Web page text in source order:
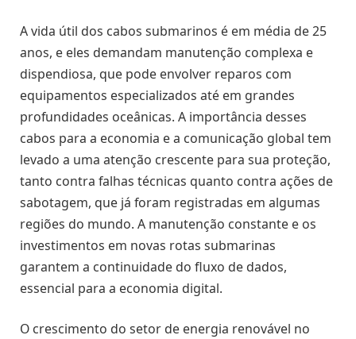
A vida útil dos cabos submarinos é em média de 25
anos, e eles demandam manutenção complexa e
dispendiosa, que pode envolver reparos com
equipamentos especializados até em grandes
profundidades oceânicas. A importância desses
cabos para a economia e a comunicação global tem
levado a uma atenção crescente para sua proteção,
tanto contra falhas técnicas quanto contra ações de
sabotagem, que já foram registradas em algumas
regiões do mundo. A manutenção constante e os
investimentos em novas rotas submarinas
garantem a continuidade do fluxo de dados,
essencial para a economia digital.
O crescimento do setor de energia renovável no